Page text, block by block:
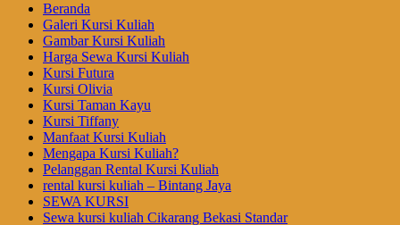
Beranda
Galeri Kursi Kuliah
Gambar Kursi Kuliah
Harga Sewa Kursi Kuliah
Kursi Futura
Kursi Olivia
Kursi Taman Kayu
Kursi Tiffany
Manfaat Kursi Kuliah
Mengapa Kursi Kuliah?
Pelanggan Rental Kursi Kuliah
rental kursi kuliah – Bintang Jaya
SEWA KURSI
Sewa kursi kuliah Cikarang Bekasi Standar